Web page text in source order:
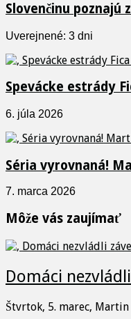
Slovenčinu
Uverejnené: 3 dni
Spevácke estrády
6. júla 2026
Séria vyrovnaná!
7. marca 2026
Môže vás zaujímať
Domáci
Štvrtok, 5. marec,